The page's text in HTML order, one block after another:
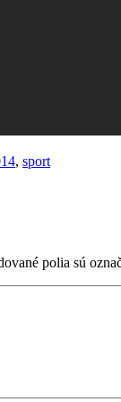
, sport
polia sú